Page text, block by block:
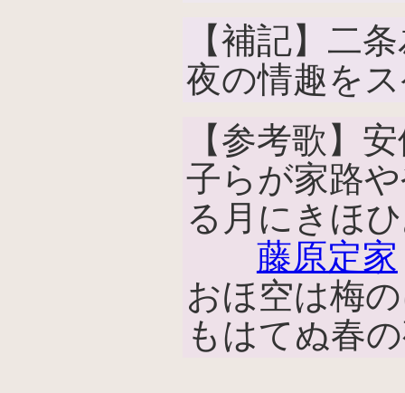
【補記】二
夜の情趣を
【参考歌】
子らが家路
る月にきほ
藤原定家
おほ空は梅
もはてぬ春